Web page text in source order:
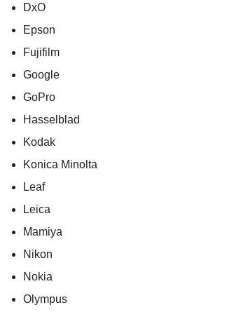
DxO
Epson
Fujifilm
Google
GoPro
Hasselblad
Kodak
Konica Minolta
Leaf
Leica
Mamiya
Nikon
Nokia
Olympus